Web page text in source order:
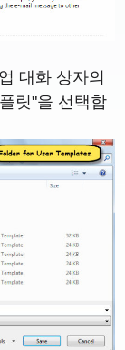
대화 상자의
릿"을 선택합